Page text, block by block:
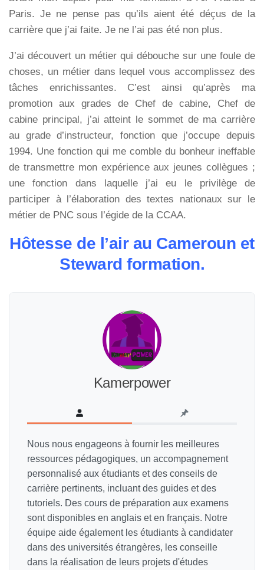
Paris. Je ne pense pas qu’ils aient été déçus de la
carrière que j’ai faite. Je ne l’ai pas été non plus.
J’ai découvert un métier qui débouche sur une foule de
choses, un métier dans lequel vous accomplissez des
tâches enrichissantes. C’est ainsi qu’après ma
promotion aux grades de Chef de cabine, Chef de
cabine principal, j’ai atteint le sommet de ma carrière
au grade d’instructeur, fonction que j’occupe depuis
1994. Une fonction qui me comble du bonheur ineffable
de transmettre mon expérience aux jeunes collègues ;
une fonction dans laquelle j’ai eu le privilège de
participer à l’élaboration des textes nationaux sur le
métier de PNC sous l’égide de la CCAA.
Hôtesse de l’air au Cameroun et
Steward formation.
Kamerpower
Nous nous engageons à fournir les meilleures
ressources pédagogiques, un accompagnement
personnalisé aux étudiants et des conseils de
carrière pertinents, incluant des guides et des
tutoriels. Des cours de préparation aux examens
sont disponibles en anglais et en français. Notre
équipe aide également les étudiants à candidater
dans des universités étrangères, les conseille
dans la réalisation de leurs projets d'études